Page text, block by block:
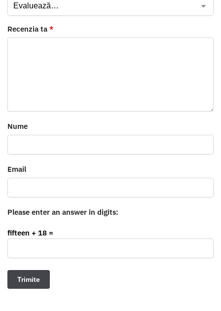
Recenzia ta *
Nume
Email
Please enter an answer in digits:
fifteen + 18 =